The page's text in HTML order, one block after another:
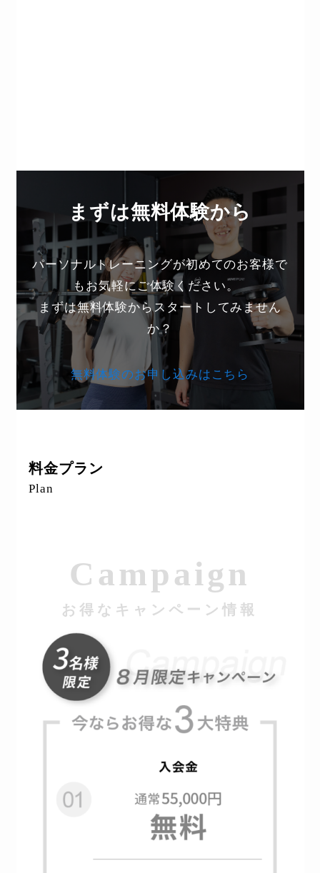
まずは無料体験から
パーソナルトレーニングが初めてのお客様で
もお気軽にご体験ください。
まずは無料体験からスタートしてみません
か？
無料体験のお申し込みはこちら
料金プラン
Plan
Campaign
お得なキャンペーン情報